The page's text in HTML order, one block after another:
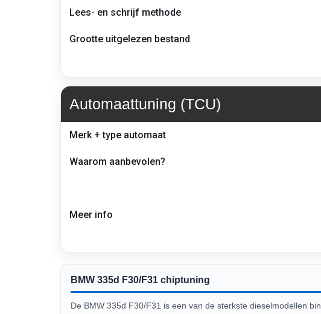
en
lees/schrijf
–
Lees- en schrijf methode
Grootte uitgelezen bestand
Transmissie
en
advies
F30/F31
Automaattuning (TCU)
Merk + type automaat
Waarom aanbevolen?
Meer info
BMW 335d F30/F31 chiptuning
De BMW 335d F30/F31 is een van de sterkste dieselmodellen